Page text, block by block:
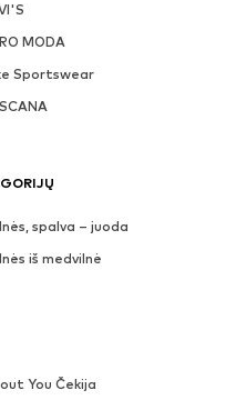
MODA
Sportswear
spalva – juoda
iš medvilnė
You Čekija